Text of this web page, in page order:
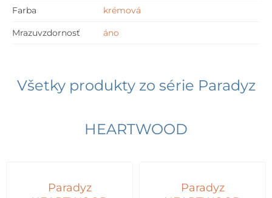
Farba krémová
Mrazuvzdornosť áno
Všetky produkty zo série Paradyz
HEARTWOOD
Paradyz
Paradyz